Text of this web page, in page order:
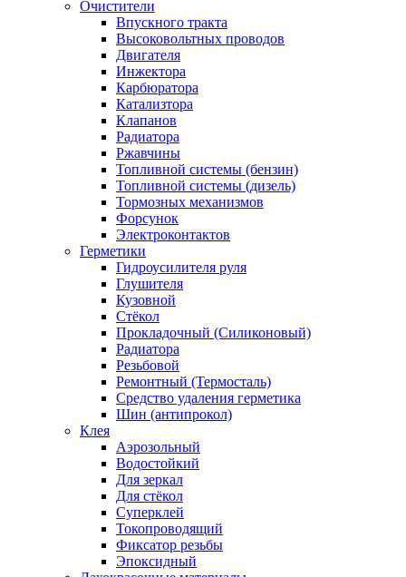
Очистители
Впускного тракта
Высоковольтных проводов
Двигателя
Инжектора
Карбюратора
Катализтора
Клапанов
Радиатора
Ржавчины
Топливной системы (бензин)
Топливной системы (дизель)
Тормозных механизмов
Форсунок
Электроконтактов
Герметики
Гидроусилителя руля
Глушителя
Кузовной
Стёкол
Прокладочный (Силиконовый)
Радиатора
Резьбовой
Ремонтный (Термосталь)
Средство удаления герметика
Шин (антипрокол)
Клея
Аэрозольный
Водостойкий
Для зеркал
Для стёкол
Суперклей
Токопроводящий
Фиксатор резьбы
Эпоксидный